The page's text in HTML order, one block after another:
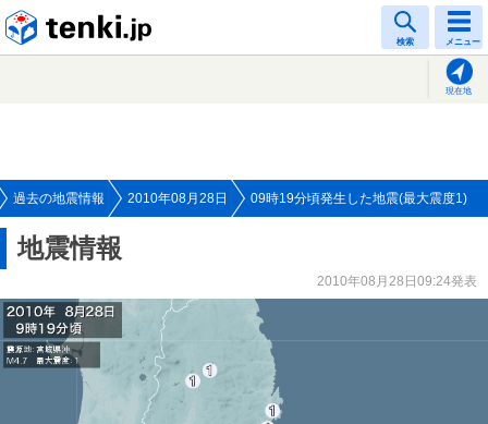
検索 メニュー
現在地
過去の地震情報 2010年08月28日 09時19分頃発生した地震(最大震度1)
地震情報
2010年08月28日09:24発表